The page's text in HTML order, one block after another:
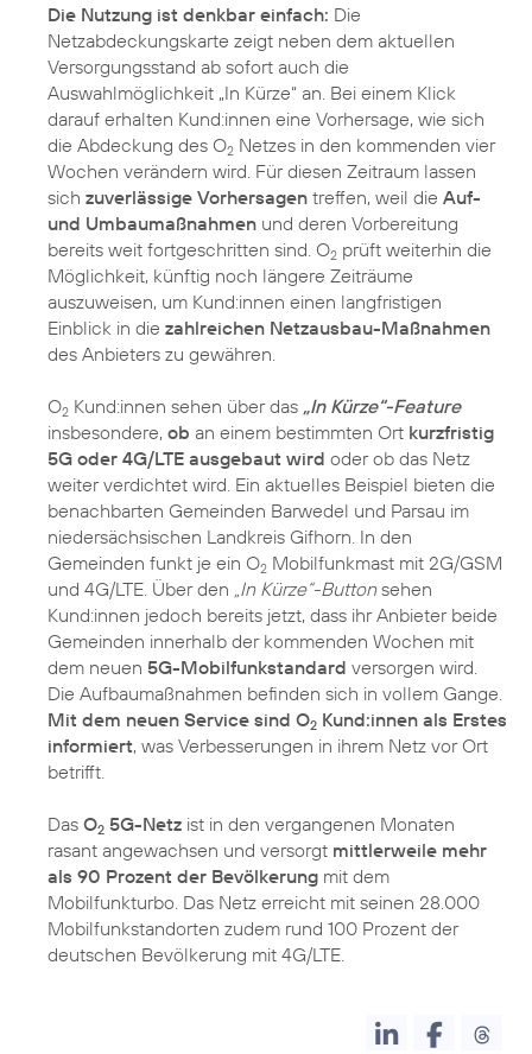
Die Nutzung ist denkbar einfach: Die
Netzabdeckungskarte zeigt neben dem aktuellen
Versorgungsstand ab sofort auch die
Auswahlmöglichkeit „In Kürze“ an. Bei einem Klick
darauf erhalten Kund:innen eine Vorhersage, wie sich
die Abdeckung des O2 Netzes in den kommenden vier
Wochen verändern wird. Für diesen Zeitraum lassen
sich zuverlässige Vorhersagen treffen, weil die Auf-
und Umbaumaßnahmen und deren Vorbereitung
bereits weit fortgeschritten sind. O2 prüft weiterhin die
Möglichkeit, künftig noch längere Zeiträume
auszuweisen, um Kund:innen einen langfristigen
Einblick in die zahlreichen Netzausbau-Maßnahmen
des Anbieters zu gewähren.
O2 Kund:innen sehen über das „In Kürze“-Feature
insbesondere, ob an einem bestimmten Ort kurzfristig
5G oder 4G/LTE ausgebaut wird oder ob das Netz
weiter verdichtet wird. Ein aktuelles Beispiel bieten die
benachbarten Gemeinden Barwedel und Parsau im
niedersächsischen Landkreis Gifhorn. In den
Gemeinden funkt je ein O2 Mobilfunkmast mit 2G/GSM
und 4G/LTE. Über den „In Kürze“-Buttonsehen
Kund:innen jedoch bereits jetzt, dass ihr Anbieter beide
Gemeinden innerhalb der kommenden Wochen mit
dem neuen 5G-Mobilfunkstandard versorgen wird.
Die Aufbaumaßnahmen befinden sich in vollem Gange.
Mit dem neuen Service sind O2 Kund:innen als Erstes
informiert, was Verbesserungen in ihrem Netz vor Ort
betrifft.
Das O2 5G-Netz ist in den vergangenen Monaten
rasant angewachsen und versorgt mittlerweile mehr
als 90 Prozent der Bevölkerung mit dem
Mobilfunkturbo. Das Netz erreicht mit seinen 28.000
Mobilfunkstandorten zudem rund 100 Prozent der
deutschen Bevölkerung mit 4G/LTE.